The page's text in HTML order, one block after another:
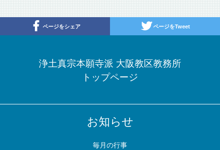
ページをシェア ページをTweet
浄土真宗本願寺派 大阪教区教務所
トップページ
お知らせ
毎月の行事